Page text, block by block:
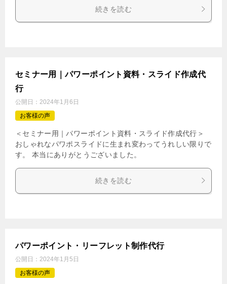
続きを読む
セミナー用｜パワーポイント資料・スライド作成代
行
公開日： 2024年1月6日
お客様の声
＜セミナー用｜パワーポイント資料・スライド作成代行＞
おしゃれなパワポスライドに生まれ変わってうれしい限りで
す。 本当にありがとうございました。
続きを読む
パワーポイント・リーフレット制作代行
公開日： 2024年1月5日
お客様の声